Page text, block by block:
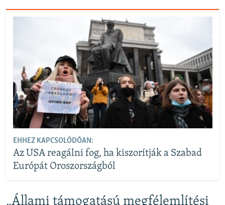
EHHEZ KAPCSOLÓDÓAN:
Az USA reagálni fog, ha kiszorítják a Szabad
Európát Oroszországból
„Állami támogatású megfélemlítési